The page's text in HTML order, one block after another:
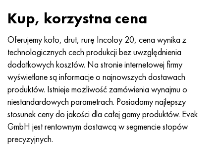
Kup, korzystna cena
Oferujemy koło, drut, rurę Incoloy 20, cena wynika z
technologicznych cech produkcji bez uwzględnienia
dodatkowych kosztów. Na stronie internetowej firmy
wyświetlane są informacje o najnowszych dostawach
produktów. Istnieje możliwość zamówienia wynajmu o
niestandardowych parametrach. Posiadamy najlepszy
stosunek ceny do jakości dla całej gamy produktów. Evek
GmbH jest rentownym dostawcą w segmencie stopów
precyzyjnych.